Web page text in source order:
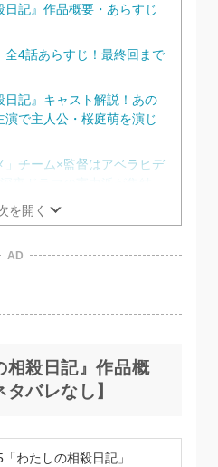
日記』作品概要・あらすじ
全4話あらすじ！最終回まで
日記』キャスト解説！あの
で主人公・桜庭萌を演じ
」チーム×監督はアベラヒデ
日記』見どころ解説
を開く
AD
相殺日記』作品概
バレなし】
「わたしの相殺日記」